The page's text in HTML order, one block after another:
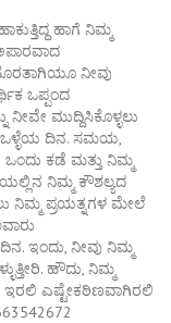
ಹಾಗೆ ನಿಮ್ಮ
ನೀವು
ಒಪ್ಪಂದ
ನೀವೇ ಮುದ್ದಿಸಿಕೊಳ್ಳಲು
ದಿನ. ಸಮಯ,
ಒಂದು ಕಡೆ ಮತ್ತು ನಿಮ್ಮ
ನಿಮ್ಮ ಕೌಶಲ್ಯದ
ನಿಮ್ಮ ಪ್ರಯತ್ನಗಳ ಮೇಲೆ
ಇಂದು, ನೀವು ನಿಮ್ಮ
ಹೌದು, ನಿಮ್ಮ
ಎಷ್ಟೇಕಠಿಣವಾಗಿರಲಿ